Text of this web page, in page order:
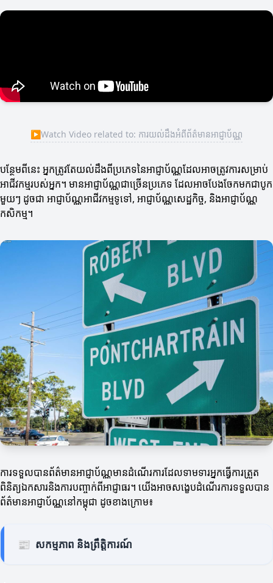
▶Watch Video related to: ការយល់ដឹងអំពីព័ត៌មានអាជ្ញាប័ណ្ណ
បន្ថែមពីនេះ អ្នកត្រូវតែយល់ដឹងពីប្រភេទនៃអាជ្ញាប័ណ្ណដែលអាចត្រូវការសម្រាប់
អាជីវកម្មរបស់អ្នក។ មានអាជ្ញាប័ណ្ណជាច្រើនប្រភេទ ដែលអាចបែងចែកមកជាបូក
មួយៗ ដូចជា អាជ្ញាប័ណ្ណអាជីវកម្មទូទៅ, អាជ្ញាប័ណ្ណសេដ្ឋកិច្ច, និងអាជ្ញាប័ណ្ណ
កសិកម្ម។
ការទទួលបានព័ត៌មានអាជ្ញាប័ណ្ណមានដំណើរការដែលទាមទារអ្នកធ្វើការត្រួត
ពិនិត្យឯកសារនិងការបញ្ចាក់ពីអាជ្ញាធរ។ យើងអាចសង្ខេបដំណើរការទទួលបាន
ព័ត៌មានអាជ្ញាប័ណ្ណនៅកម្ពុជា ដូចខាងក្រោម៖
📰 សកម្មភាព និងព្រឹត្តិការណ៍